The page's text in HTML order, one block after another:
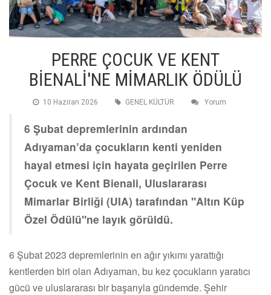
PERRE ÇOCUK VE KENT
BİENALİ'NE MİMARLIK ÖDÜLÜ
10 Haziran 2026 GENEL KÜLTÜR Yorum
6 Şubat depremlerinin ardından
Adıyaman’da çocukların kenti yeniden
hayal etmesi için hayata geçirilen Perre
Çocuk ve Kent Bienali, Uluslararası
Mimarlar Birliği (UIA) tarafından "Altın Küp
Özel Ödülü"ne layık görüldü.
6 Şubat 2023 depremlerinin en ağır yıkımı yarattığı
kentlerden biri olan Adıyaman, bu kez çocukların yaratıcı
gücü ve uluslararası bir başarıyla gündemde. Şehir